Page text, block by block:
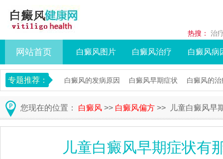
热搜： 治
网站首页 白癜风图片 白癜风治疗 白癜风病
专题推荐： 白癜风的发病原因 白癜风早期症状 白癜风的
您现在的位置： 白癜风 >> 白癜风偏方 >> 儿童白癜风早
儿童白癜风早期症状有